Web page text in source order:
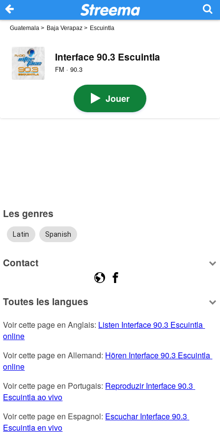
Guatemala > Baja Verapaz > Escuintla
Interface 90.3 Escuintla
FM · 90.3
Jouer
Les genres
Latin Spanish
Contact
Toutes les langues
Voir cette page en Anglais: Listen Interface 90.3 Escuintla
online
Voir cette page en Allemand: Hören Interface 90.3 Escuintla
online
Voir cette page en Portugais: Reproduzir Interface 90.3
Escuintla ao vivo
Voir cette page en Espagnol: Escuchar Interface 90.3
Escuintla en vivo